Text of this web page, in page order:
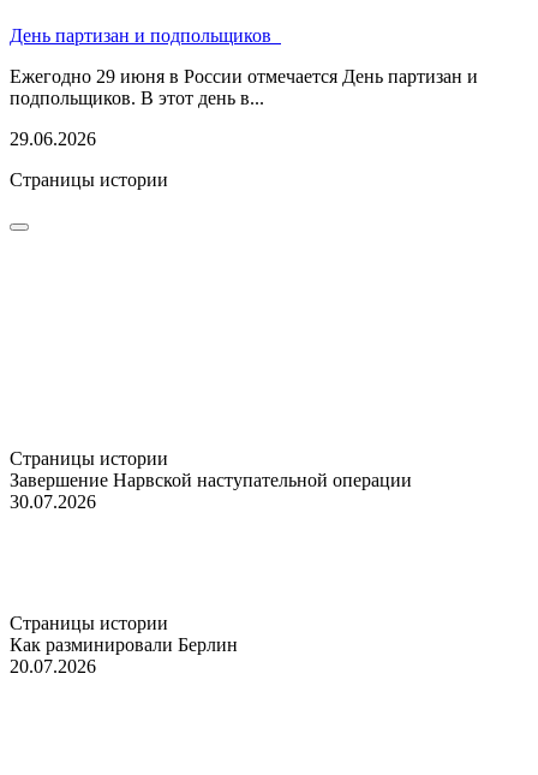
День партизан и подпольщиков
Ежегодно 29 июня в России отмечается День партизан и
подпольщиков. В этот день в...
29.06.2026
Страницы истории
Страницы истории
Завершение Нарвской наступательной операции
30.07.2026
Страницы истории
Как разминировали Берлин
20.07.2026